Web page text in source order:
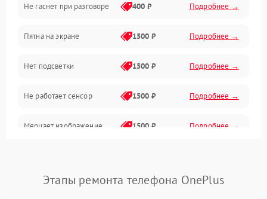
Зарядка
Проблемы с питанием, зарядкой и аккумулятором
Проблемы с работой системы, корпусом и другие
Не гаснет при разговоре 400 ₽ Подробнее →
Пятна на экране 1500 ₽ Подробнее →
Нет подсветки 1500 ₽ Подробнее →
Не работает сенсор 1500 ₽ Подробнее →
Мерцает изображение 1500 ₽ Подробнее →
Не работает Face ID 4000 ₽ Подробнее →
Этапы ремонта телефона OnePlus